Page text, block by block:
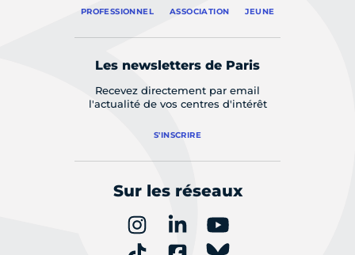
PROFESSIONNEL ASSOCIATION JEUNE
Les newsletters de Paris
Recevez directement par email
l'actualité de vos centres d'intérêt
S'INSCRIRE
Sur les réseaux